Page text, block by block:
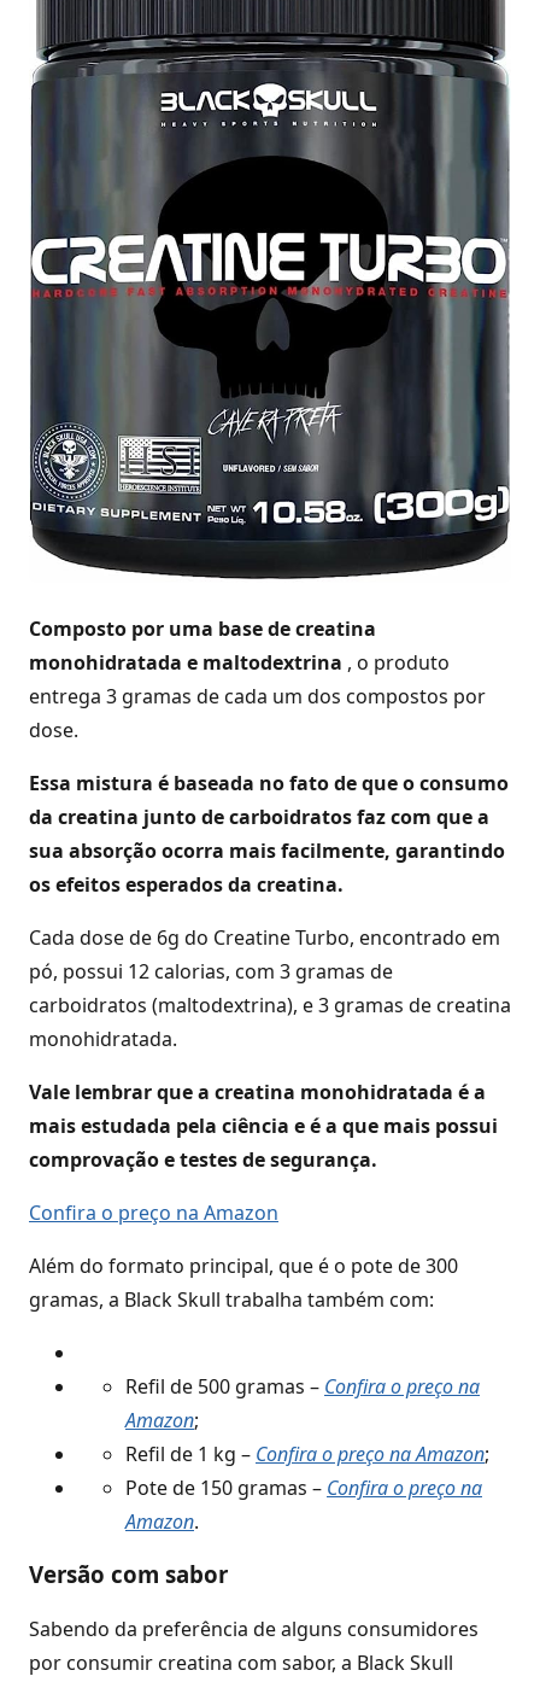
Composto por uma base de creatina
monohidratada e maltodextrina , o produto
entrega 3 gramas de cada um dos compostos por
dose.
Essa mistura é baseada no fato de que o consumo
da creatina junto de carboidratos faz com que a
sua absorção ocorra mais facilmente, garantindo
os efeitos esperados da creatina.
Cada dose de 6g do Creatine Turbo, encontrado em
pó, possui 12 calorias, com 3 gramas de
carboidratos (maltodextrina), e 3 gramas de creatina
monohidratada.
Vale lembrar que a creatina monohidratada é a
mais estudada pela ciência e é a que mais possui
comprovação e testes de segurança.
Confira o preço na Amazon
Além do formato principal, que é o pote de 300
gramas, a Black Skull trabalha também com:
Refil de 500 gramas – Confira o preço na
Amazon;
Refil de 1 kg – Confira o preço na Amazon;
Pote de 150 gramas – Confira o preço na
Amazon.
Versão com sabor
Sabendo da preferência de alguns consumidores
por consumir creatina com sabor, a Black Skull